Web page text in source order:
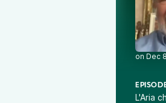
L'Aria